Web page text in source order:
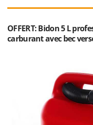
OFFERT: Bidon 5 L
carburant avec bec